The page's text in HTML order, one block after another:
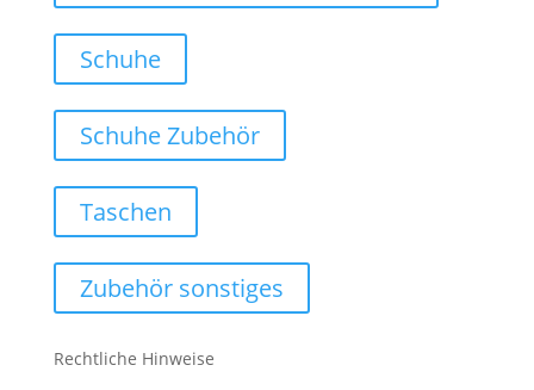
Schuhe
Schuhe Zubehör
Taschen
Zubehör sonstiges
Rechtliche Hinweise